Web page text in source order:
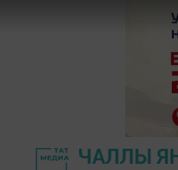
ЧАЛЛЫ